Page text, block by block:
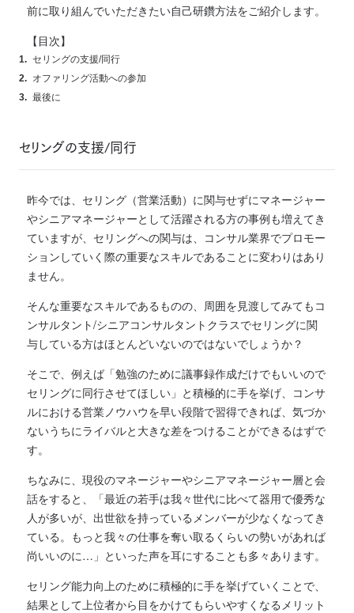
前に取り組んでいただきたい自己研鑽方法をご紹介します。
【目次】
セリングの支援/同行
オファリング活動への参加
最後に
セリングの支援/同行
昨今では、セリング（営業活動）に関与せずにマネージャー
やシニアマネージャーとして活躍される方の事例も増えてき
ていますが、セリングへの関与は、コンサル業界でプロモー
ションしていく際の重要なスキルであることに変わりはあり
ません。
そんな重要なスキルであるものの、周囲を見渡してみてもコ
ンサルタント/シニアコンサルタントクラスでセリングに関
与している方はほとんどいないのではないでしょうか？
そこで、例えば「勉強のために議事録作成だけでもいいので
セリングに同行させてほしい」と積極的に手を挙げ、コンサ
ルにおける営業ノウハウを早い段階で習得できれば、気づか
ないうちにライバルと大きな差をつけることができるはずで
す。
ちなみに、現役のマネージャーやシニアマネージャー層と会
話をすると、「最近の若手は我々世代に比べて器用で優秀な
人が多いが、出世欲を持っているメンバーが少なくなってき
ている。もっと我々の仕事を奪い取るくらいの勢いがあれば
尚いいのに…」といった声を耳にすることも多々あります。
セリング能力向上のために積極的に手を挙げていくことで、
結果として上位者から目をかけてもらいやすくなるメリット